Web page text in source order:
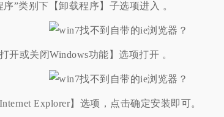
类别下【卸载程序】子选项进入 。
或关闭Windows功能】选项打开 。
Explorer】选项，点击确定安装即可。